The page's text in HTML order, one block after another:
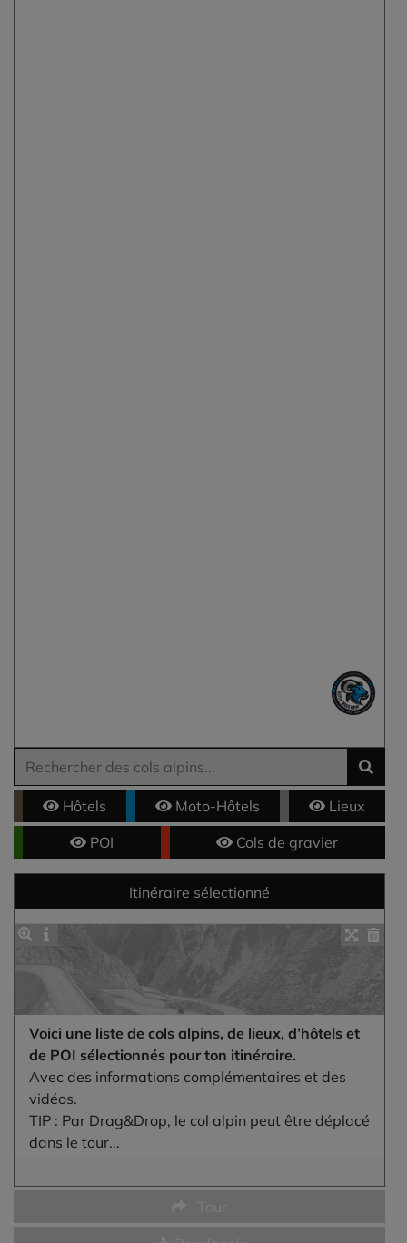
Hôtels Moto-Hôtels
Lieux
POI
Cols de gravier
Itinéraire sélectionné
Voici une liste de cols alpins, de lieux, d’hôtels et
de POI sélectionnés pour ton itinéraire.
Avec des informations complémentaires et des
vidéos.
TIP : Par Drag&Drop, le col alpin peut être déplacé
dans le tour...